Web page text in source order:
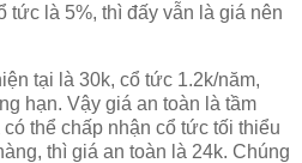
tức là 5%, thì đấy vẫn là giá nên
tại là 30k, cổ tức 1.2k/năm,
hạn. Vậy giá an toàn là tầm
thể chấp nhận cổ tức tối thiểu
thì giá an toàn là 24k. Chúng